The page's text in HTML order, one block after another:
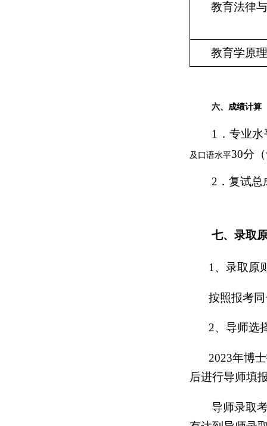
教育法律
教育学原
六、成绩计算
1．专业
及口语水平30分
2．复试总
七、录取
1、录取原
按照报考
2、导师选
2023年博
后进行导师填
导师录取